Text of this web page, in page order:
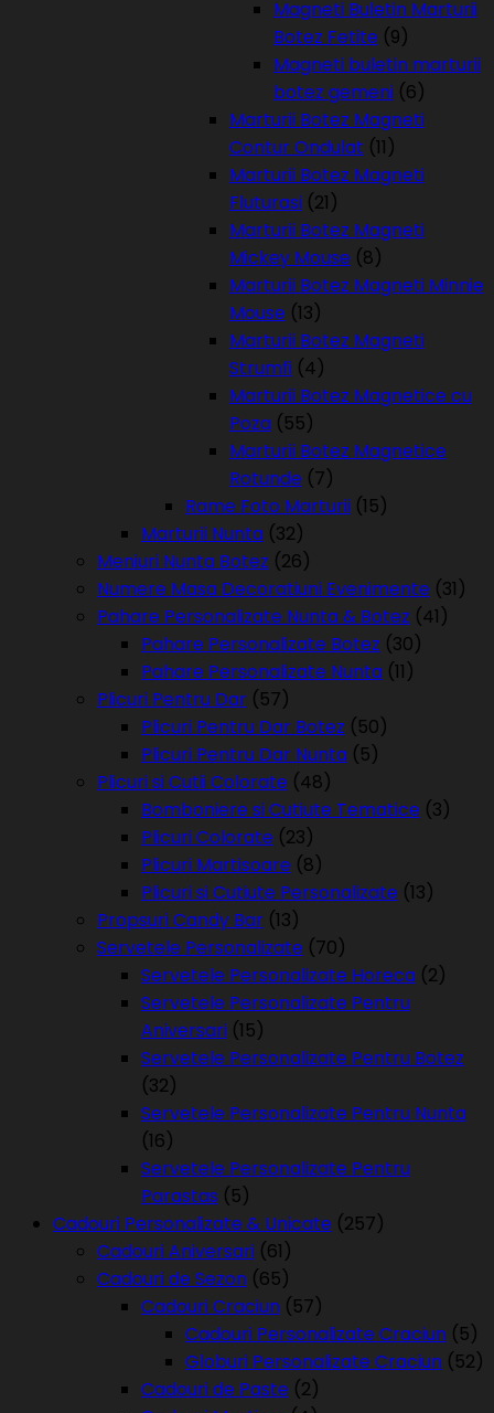
Magneti Buletin Marturii
Botez Fetite (9)
Magneti buletin marturii
botez gemeni (6)
Marturii Botez Magneti
Contur Ondulat (11)
Marturii Botez Magneti
Fluturasi (21)
Marturii Botez Magneti
Mickey Mouse (8)
Marturii Botez Magneti Minnie
Mouse (13)
Marturii Botez Magneti
Strumfi (4)
Marturii Botez Magnetice cu
Poza (55)
Marturii Botez Magnetice
Rotunde (7)
Rame Foto Marturii (15)
Marturii Nunta (32)
Meniuri Nunta Botez (26)
Numere Masa Decoratiuni Evenimente (31)
Pahare Personalizate Nunta & Botez (41)
Pahare Personalizate Botez (30)
Pahare Personalizate Nunta (11)
Plicuri Pentru Dar (57)
Plicuri Pentru Dar Botez (50)
Plicuri Pentru Dar Nunta (5)
Plicuri si Cutii Colorate (48)
Bomboniere si Cutiute Tematice (3)
Plicuri Colorate (23)
Plicuri Martisoare (8)
Plicuri si Cutiute Personalizate (13)
Propsuri Candy Bar (13)
Servetele Personalizate (70)
Servetele Personalizate Horeca (2)
Servetele Personalizate Pentru
Aniversari (15)
Servetele Personalizate Pentru Botez
(32)
Servetele Personalizate Pentru Nunta
(16)
Servetele Personalizate Pentru
Parastas (5)
Cadouri Personalizate & Unicate (257)
Cadouri Aniversari (61)
Cadouri de Sezon (65)
Cadouri Craciun (57)
Cadouri Personalizate Craciun (5)
Globuri Personalizate Craciun (52)
Cadouri de Paste (2)